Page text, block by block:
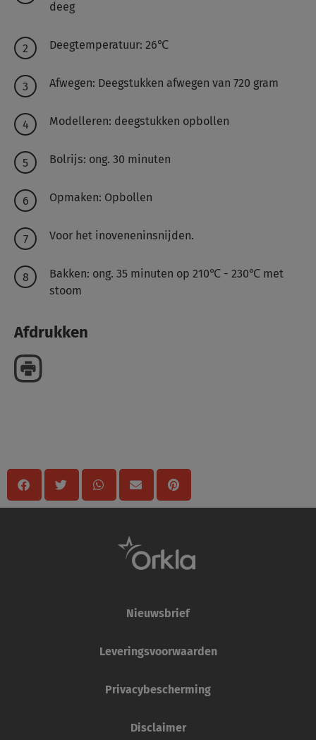
deeg
Deegtemperatuur: 26℃
Afwegen: Deegstukken afwegen van 720 gram
Modelleren: deegstukken opbollen
Bolrijs: ong. 30 minuten
Opmaken: Opbollen
Voor het inoveneninsnijden.
Bakken: ong. 35 minuten op 210℃ - 230℃ met
stoom
Afdrukken
Nieuwsbrief
Leveringsvoorwaarden
Privacybescherming
Disclaimer